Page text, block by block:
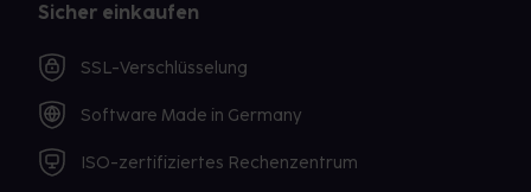
Sicher einkaufen
SSL-Verschlüsselung
Software Made in Germany
ISO-zertifiziertes Rechenzentrum